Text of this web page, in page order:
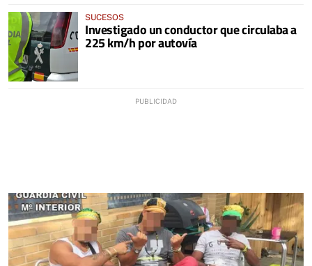
SUCESOS
Investigado un conductor que circulaba a
225 km/h por autovía